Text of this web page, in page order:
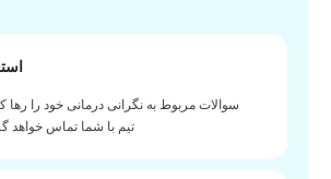
سوالات مربوط به نگرانی درمانی خود را رها
تیم با شما تماس خواهد